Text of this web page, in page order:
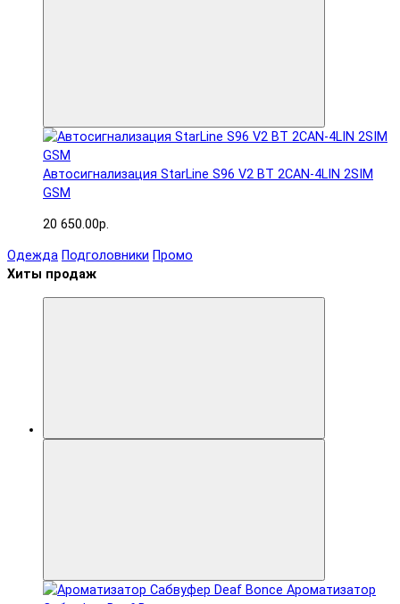
Автосигнализация StarLine S96 V2 BT 2CAN-4LIN 2SIM
GSM
20 650.00р.
Одежда Подголовники Промо
Хиты продаж
Ароматизатор